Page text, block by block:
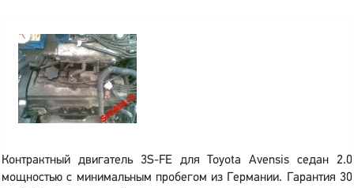
Контрактный двигатель 3S-FE для Toyota Avensis седан 2.0
мощностью с минимальным пробегом из Германии. Гарантия 30